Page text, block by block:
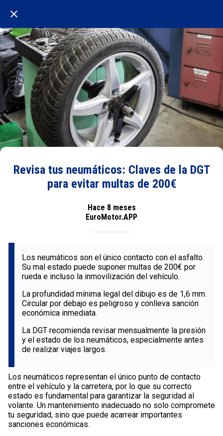
Revisa tus neumáticos: Claves de la DGT
para evitar multas de 200€
Hace 8 meses
EuroMotor.APP
Los neumáticos son el único contacto con el asfalto.
Su mal estado puede suponer multas de 200€ por
rueda e incluso la inmovilización del vehículo.
La profundidad mínima legal del dibujo es de 1,6 mm.
Circular por debajo es peligroso y conlleva sanción
económica inmediata.
La DGT recomienda revisar mensualmente la presión
y el estado de los neumáticos, especialmente antes
de realizar viajes largos.
Los neumáticos representan el único punto de contacto
entre el vehículo y la carretera, por lo que su correcto
estado es fundamental para garantizar la seguridad al
volante. Un mantenimiento inadecuado no solo compromete
tu seguridad, sino que puede acarrear importantes
sanciones económicas.